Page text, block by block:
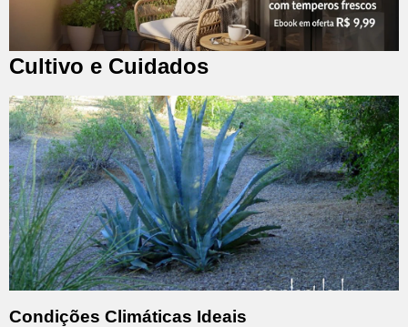
Cultivo e Cuidados
Condições Climáticas Ideais